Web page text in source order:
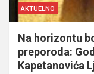
AKTUELNO
Na horizontu
preporoda:
Kapetanovića